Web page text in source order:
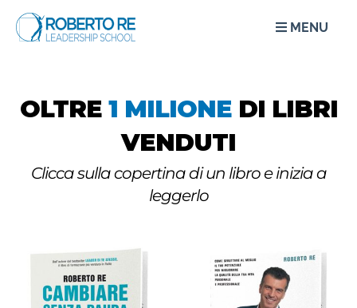
MENU
OLTRE 1 MILIONEDI LIBRI
VENDUTI
Clicca sulla copertina di un libro e inizia a
leggerlo